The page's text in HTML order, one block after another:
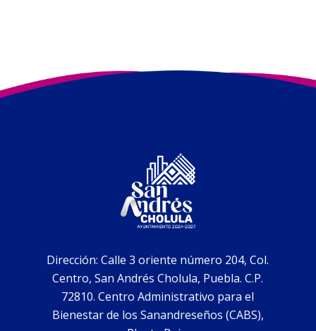
Dirección: Calle 3 oriente número 204, Col.
Centro, San Andrés Cholula, Puebla. C.P.
72810. Centro Administrativo para el
Bienestar de los Sanandreseños (CABS),